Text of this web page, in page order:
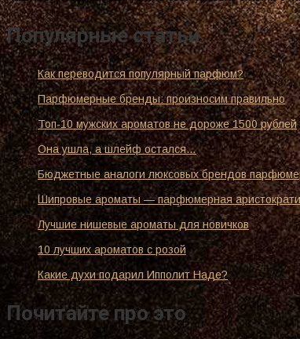
Популярные статьи
Как переводится популярный парфюм?
Парфюмерные бренды: произносим правильно
Топ-10 мужских ароматов не дороже 1500 рублей
Она ушла, а шлейф остался…
Бюджетные аналоги люксовых брендов
Шипровые ароматы — парфюмерная
Лучшие нишевые ароматы для новичков
10 лучших ароматов с розой
Какие духи подарил Ипполит Наде?
Почитайте про это